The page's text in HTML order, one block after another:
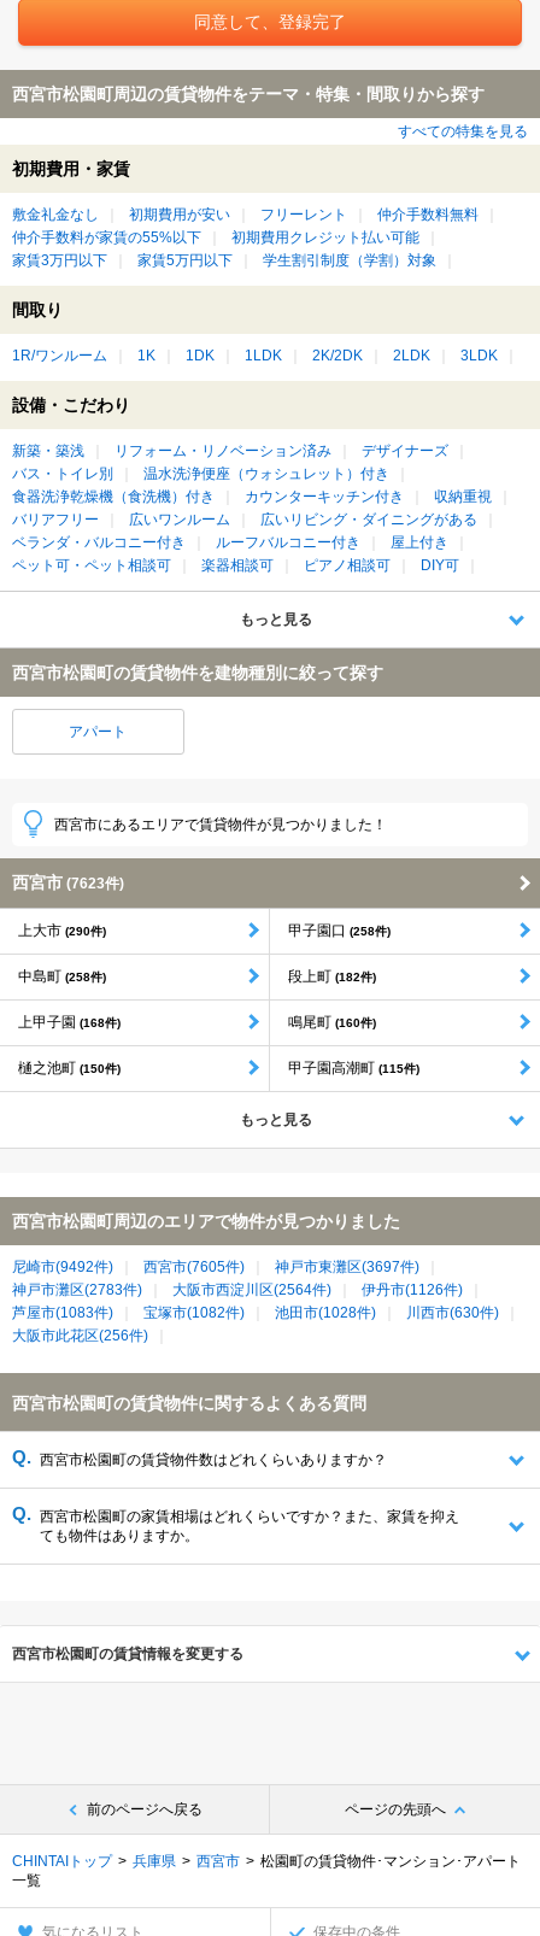
西宮市松園町周辺の賃貸物件をテーマ・特集・間取りから探す
すべての特集を見る
初期費用・家賃
敷金礼金なし 初期費用が安い フリーレント
仲介手数料無料
仲介手数料が家賃の55%以下
初期費用クレジット払い可能
家賃3万円以下
家賃5万円以下 学生割引制度（学割）対象
間取り
1R/ワンルーム 1K 1DK 1LDK 2K/2DK 2LDK 3LDK
設備・こだわり
新築・築浅 リフォーム・リノベーション済み
デザイナーズ
バス・トイレ別
温水洗浄便座（ウォシュレット）付き
食器洗浄乾燥機（食洗機）付き
カウンターキッチン付き
収納重視
バリアフリー
広いワンルーム
広いリビング・ダイニングがある
ベランダ・バルコニー付き
ルーフバルコニー付き
屋上付き
ペット可・ペット相談可
楽器相談可 ピアノ相談可 DIY可
もっと見る
西宮市松園町の賃貸物件を建物種別に絞って探す
アパート
西宮市にあるエリアで賃貸物件が見つかりました！
西宮市 (7623件)
上大市 (290件) 甲子園口 (258件)
中島町 (258件) 段上町 (182件)
上甲子園 (168件) 鳴尾町 (160件)
樋之池町 (150件) 甲子園高潮町 (115件)
もっと見る
西宮市松園町周辺のエリアで物件が見つかりました
尼崎市(9492件) 西宮市(7605件)
神戸市東灘区(3697件)
神戸市灘区(2783件)
大阪市西淀川区(2564件)
伊丹市(1126件)
芦屋市(1083件)
宝塚市(1082件) 池田市(1028件)
川西市(630件)
大阪市此花区(256件)
西宮市松園町の賃貸物件に関するよくある質問
西宮市松園町の賃貸物件数はどれくらいありますか？
西宮市松園町の家賃相場はどれくらいですか？また、家賃を抑え
ても物件はありますか。
西宮市松園町の賃貸情報を変更する
前のページへ戻る ページの先頭へ
CHINTAIトップ 兵庫県 西宮市
松園町の賃貸物件･マンション･アパート
一覧
気になるリスト 保存中の条件